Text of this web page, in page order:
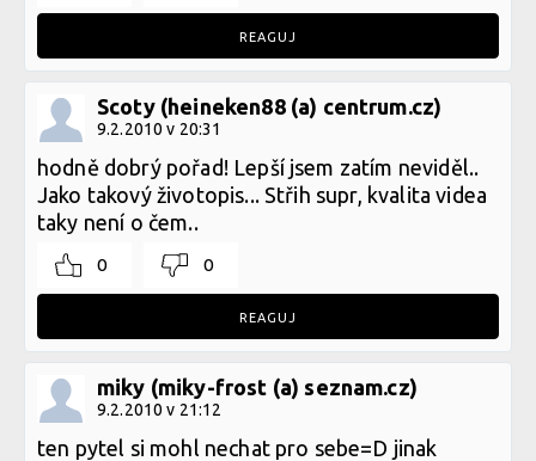
REAGUJ
Scoty (heineken88 (a) centrum.cz)
9.2.2010 v 20:31
hodně dobrý pořad! Lepší jsem zatím neviděl..
Jako takový životopis... Střih supr, kvalita videa
taky není o čem..
0 0
REAGUJ
miky (miky-frost (a) seznam.cz)
9.2.2010 v 21:12
ten pytel si mohl nechat pro sebe=D jinak